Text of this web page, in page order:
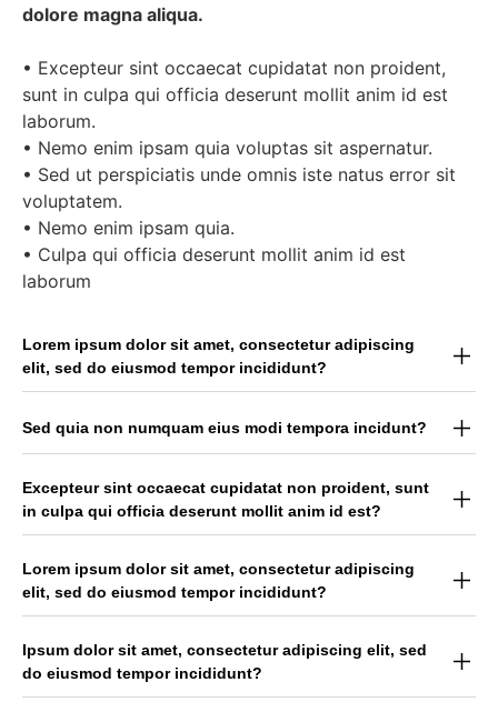
dolore magna aliqua.
• Excepteur sint occaecat cupidatat non proident,
sunt in culpa qui officia deserunt mollit anim id est
laborum.
• Nemo enim ipsam quia voluptas sit aspernatur.
• Sed ut perspiciatis unde omnis iste natus error sit
voluptatem.
• Nemo enim ipsam quia.
• Culpa qui officia deserunt mollit anim id est
laborum
Lorem ipsum dolor sit amet, consectetur adipiscing
elit, sed do eiusmod tempor incididunt?
Sed quia non numquam eius modi tempora incidunt?
Excepteur sint occaecat cupidatat non proident, sunt
in culpa qui officia deserunt mollit anim id est?
Lorem ipsum dolor sit amet, consectetur adipiscing
elit, sed do eiusmod tempor incididunt?
Ipsum dolor sit amet, consectetur adipiscing elit, sed
do eiusmod tempor incididunt?